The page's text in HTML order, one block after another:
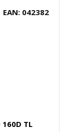
EAN: 042382
160D TL